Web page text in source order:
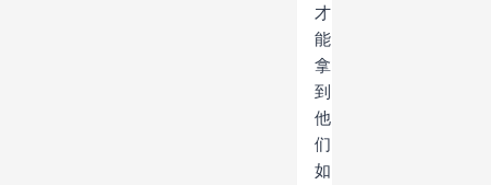
才
能
拿
到
他
们
如